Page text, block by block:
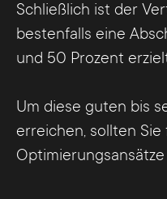
Schließlich ist der
bestenfalls eine
und 50 Prozent
Um diese guten bis
erreichen, sollten Sie